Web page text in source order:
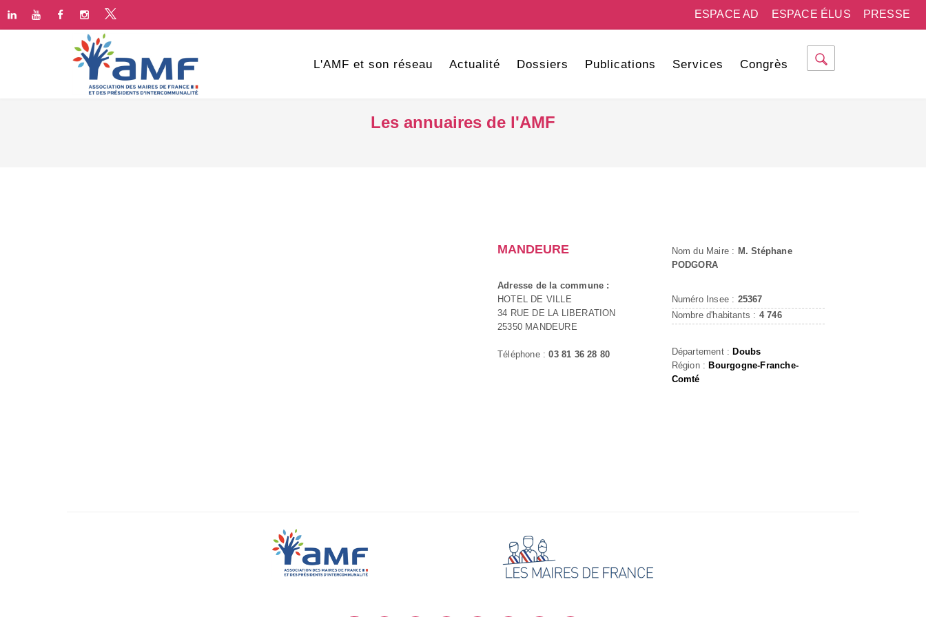
PRESSE
ESPACE ÉLUS
ESPACE AD
L'AMF et son réseau Actualité Dossiers Publications Services Congrès
Les annuaires de l'AMF
MANDEURE
Adresse de la commune :
HOTEL DE VILLE
34 RUE DE LA LIBERATION
25350 MANDEURE
Téléphone :03 81 36 28 80
Nom du Maire : M. Stéphane
PODGORA
Numéro Insee : 25367
Nombre d'habitants : 4 746
Département : Doubs
Région : Bourgogne-Franche-
Comté